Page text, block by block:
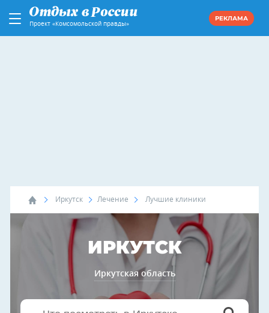
Проект «Комсомольской правды»
РЕКЛАМА
Иркутск Лечение Лучшие клиники
ИРКУТСК
Иркутская область